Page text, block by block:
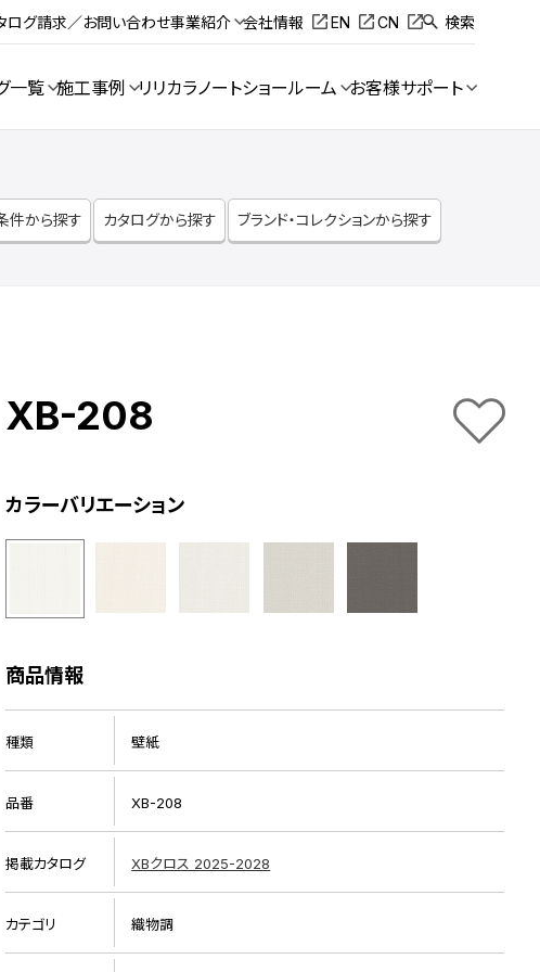
ログ請求／お問い合わせ事業紹介 会社情報 EN CN 検索
一覧 施工事例 リリカラノートショールーム お客様サポート
件から探す カタログから探す ブランド・コレクションから探す
XB-208
カラーバリエーション
商品情報
種類 壁紙
品番 XB-208
掲載カタログ XBクロス 2025-2028
カテゴリ 織物調